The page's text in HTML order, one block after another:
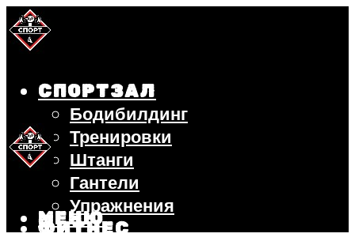
СПОРТЗАЛ
Бодибилдинг
Тренировки
Штанги
Гантели
Упражнения
ФИТНЕС
МЕНЮ